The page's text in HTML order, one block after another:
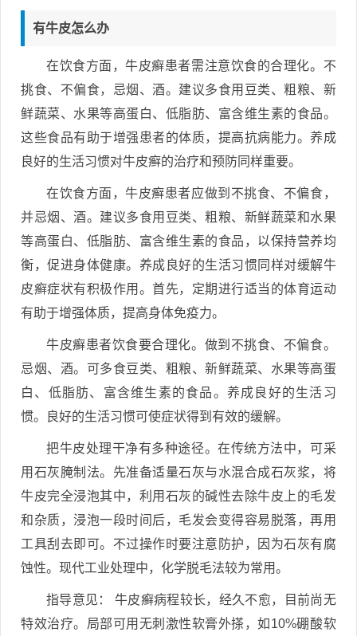
有牛皮怎么办
在饮食方面，牛皮癣患者需注意饮食的合理化。不
挑食、不偏食，忌烟、酒。建议多食用豆类、粗粮、新
鲜蔬菜、水果等高蛋白、低脂肪、富含维生素的食品。
这些食品有助于增强患者的体质，提高抗病能力。养成
良好的生活习惯对牛皮癣的治疗和预防同样重要。
在饮食方面，牛皮癣患者应做到不挑食、不偏食，
并忌烟、酒。建议多食用豆类、粗粮、新鲜蔬菜和水果
等高蛋白、低脂肪、富含维生素的食品，以保持营养均
衡，促进身体健康。养成良好的生活习惯同样对缓解牛
皮癣症状有积极作用。首先，定期进行适当的体育运动
有助于增强体质，提高身体免疫力。
牛皮癣患者饮食要合理化。做到不挑食、不偏食。
忌烟、酒。可多食豆类、粗粮、新鲜蔬菜、水果等高蛋
白、低脂肪、富含维生素的食品。养成良好的生活习
惯。良好的生活习惯可使症状得到有效的缓解。
把牛皮处理干净有多种途径。在传统方法中，可采
用石灰腌制法。先准备适量石灰与水混合成石灰浆，将
牛皮完全浸泡其中，利用石灰的碱性去除牛皮上的毛发
和杂质，浸泡一段时间后，毛发会变得容易脱落，再用
工具刮去即可。不过操作时要注意防护，因为石灰有腐
蚀性。现代工业处理中，化学脱毛法较为常用。
指导意见： 牛皮癣病程较长，经久不愈，目前尚无
特效治疗。局部可用无刺激性软膏外搽，如10%硼酸软